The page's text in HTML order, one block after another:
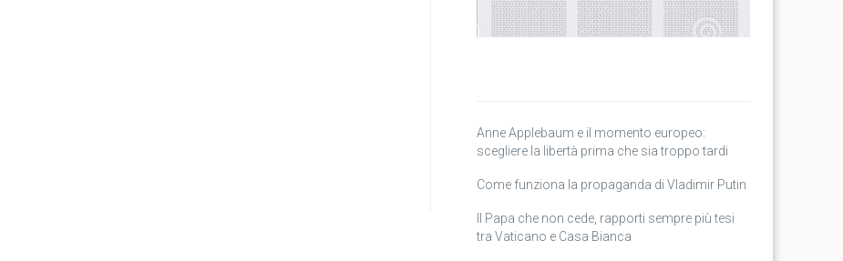
Anne Applebaum e il momento europeo:
scegliere la libertà prima che sia troppo tardi
Come funziona la propaganda di Vladimir Putin
Il Papa che non cede, rapporti sempre più tesi
tra Vaticano e Casa Bianca